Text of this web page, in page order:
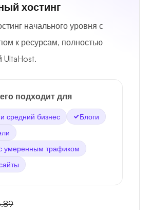
хостинг
начального уровня с
к ресурсам, полностью
подходит для
средний бизнес
Блоги
умеренным трафиком